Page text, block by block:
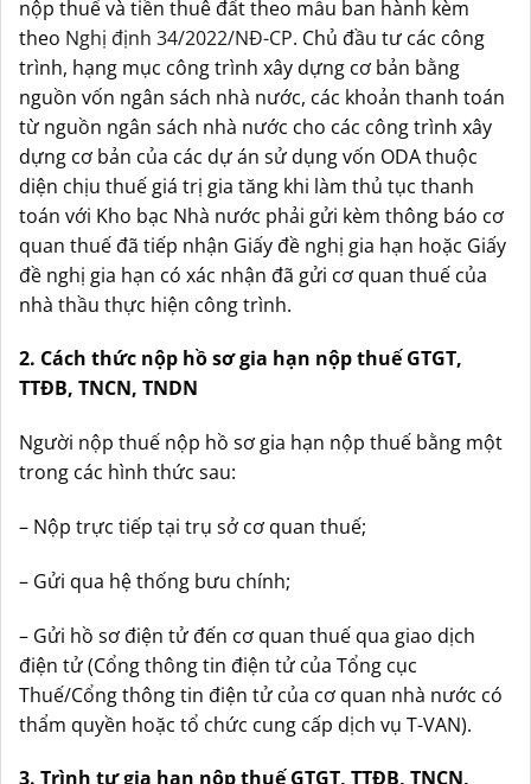
nộp thuế và tiền thuê đất theo mẫu ban hành kèm
theo Nghị định 34/2022/NĐ-CP. Chủ đầu tư các công
trình, hạng mục công trình xây dựng cơ bản bằng
nguồn vốn ngân sách nhà nước, các khoản thanh toán
từ nguồn ngân sách nhà nước cho các công trình xây
dựng cơ bản của các dự án sử dụng vốn ODA thuộc
diện chịu thuế giá trị gia tăng khi làm thủ tục thanh
toán với Kho bạc Nhà nước phải gửi kèm thông báo cơ
quan thuế đã tiếp nhận Giấy đề nghị gia hạn hoặc Giấy
đề nghị gia hạn có xác nhận đã gửi cơ quan thuế của
nhà thầu thực hiện công trình.
2. Cách thức nộp hồ sơ gia hạn nộp thuế GTGT,
TTĐB, TNCN, TNDN
Người nộp thuế nộp hồ sơ gia hạn nộp thuế bằng một
trong các hình thức sau:
– Nộp trực tiếp tại trụ sở cơ quan thuế;
– Gửi qua hệ thống bưu chính;
– Gửi hồ sơ điện tử đến cơ quan thuế qua giao dịch
điện tử (Cổng thông tin điện tử của Tổng cục
Thuế/Cổng thông tin điện tử của cơ quan nhà nước có
thẩm quyền hoặc tổ chức cung cấp dịch vụ T-VAN).
3. Trình tự gia hạn nộp thuế GTGT, TTĐB, TNCN,